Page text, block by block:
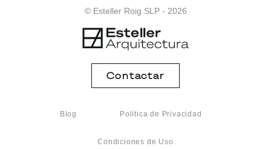
© Esteller Roig SLP - 2026
Contactar
Blog Política de Privacidad
Condiciones de Uso